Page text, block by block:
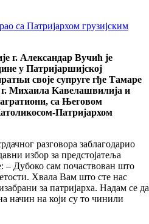
г. Александар Вучић је
у Патријаршијској
своје супруге гђе Тамаре
г. Михаила Kавелашвилија и
са Његовом
Патријархом
разговора заблагодарио
избор за предстојатеља
– Дубоко сам почаствован што
Хвала Вам што сте нас
за патријарха. Надам се да
начин на који су то чинили